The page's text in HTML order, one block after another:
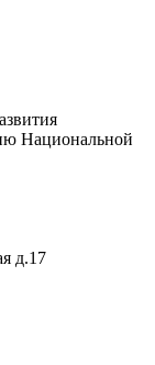
Национальной
д.17